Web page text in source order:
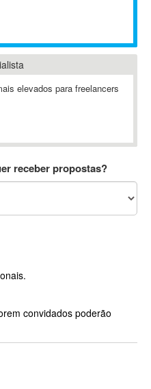
elevados para freelancers
receber propostas?
convidados poderão